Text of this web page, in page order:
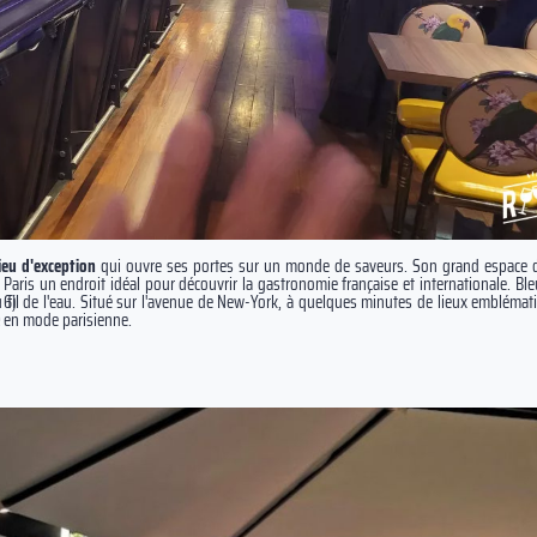
d'exception qui ouvre ses portes sur un monde de saveurs. Son grand
un endroit idéal pour découvrir la gastronomie française et internationale.
de l'eau. Situé sur l'avenue de New-York, à quelques minutes de lieux
mode parisienne.
6)